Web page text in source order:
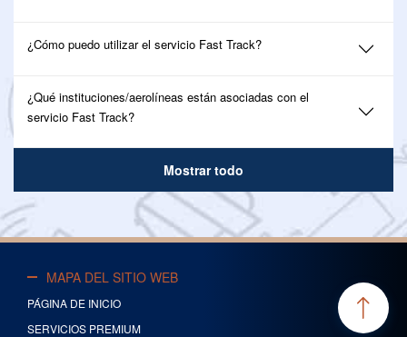
¿Cómo puedo utilizar el servicio Fast Track?
¿Qué instituciones/aerolíneas están asociadas con el
servicio Fast Track?
Mostrar todo
MAPA DEL SITIO WEB
PÁGINA DE INICIO
SERVICIOS PREMIUM